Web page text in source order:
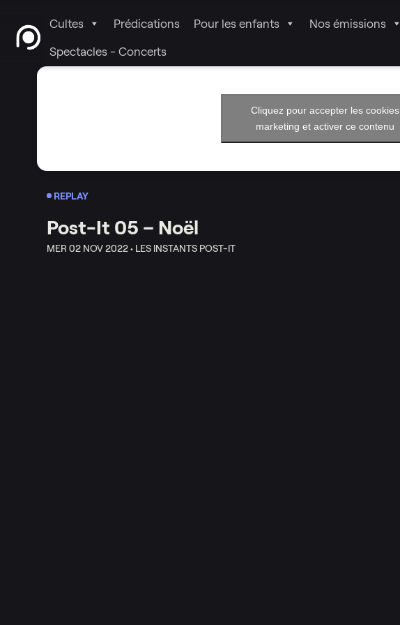
Cultes Prédications Pour les enfants Nos émissions
Spectacles - Concerts
Cliquez pour accepter les cookies
marketing et activer ce contenu
REPLAY
Post-It 05 – Noël
MER 02 NOV 2022 • LES INSTANTS POST-IT